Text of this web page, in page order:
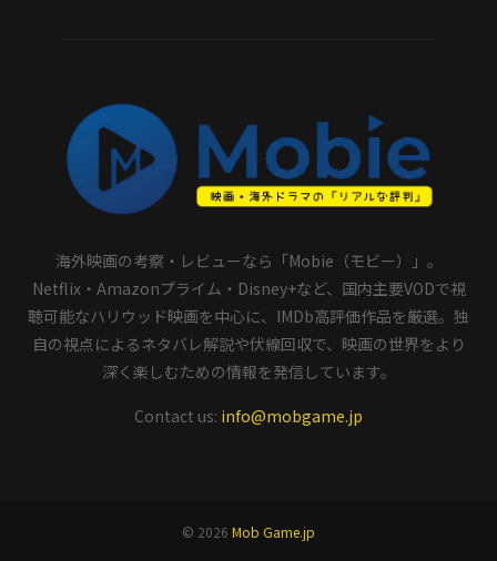
海外映画の考察・レビューなら「Mobie（モビー）」。
Netflix・Amazonプライム・Disney+など、国内主要VODで視
聴可能なハリウッド映画を中心に、IMDb高評価作品を厳選。独
自の視点によるネタバレ解説や伏線回収で、映画の世界をより
深く楽しむための情報を発信しています。
Contact us: info@mobgame.jp
© 2026 Mob Game.jp